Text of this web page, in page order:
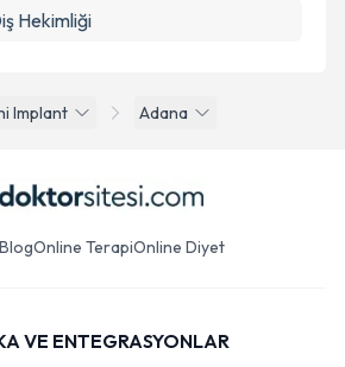
Implant Adana
Hekimliği
Online TerapiOnline Diyet
VE ENTEGRASYONLAR